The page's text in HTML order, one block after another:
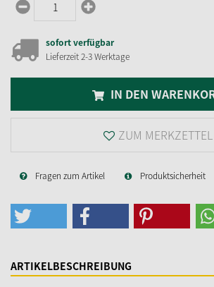
sofort verfügbar
Lieferzeit 2-3 Werktage
IN DEN
ZUM MERKZETTEL
Fragen zum Artikel Produktsicherheit
ARTIKELBESCHREIBUNG